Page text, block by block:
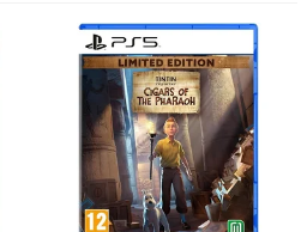
Prix 53,11€ HT